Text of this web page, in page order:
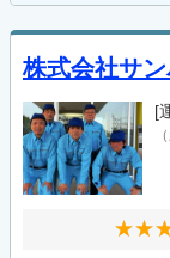
株式会社サ
[